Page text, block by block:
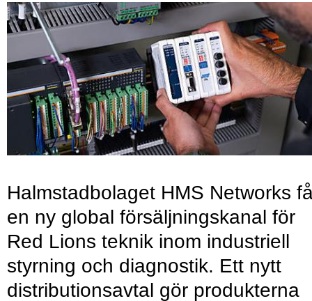
Halmstadbolaget HMS Networks
en ny global försäljningskanal för
Red Lions teknik inom industriell
styrning och diagnostik. Ett nytt
distributionsavtal gör produkterna